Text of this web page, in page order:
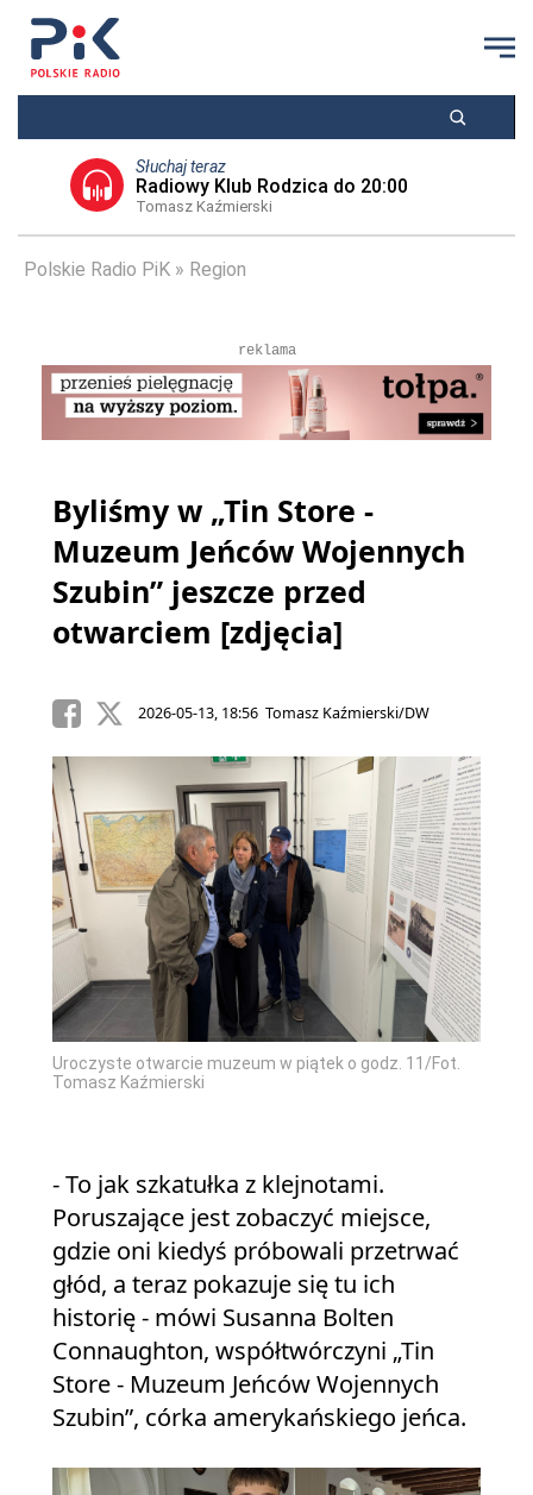
Słuchaj teraz
Radiowy Klub Rodzica do 20:00
Tomasz Kaźmierski
Polskie Radio PiK Region
reklama
Byliśmy w „Tin Store -
Muzeum Jeńców Wojennych
Szubin” jeszcze przed
otwarciem [zdjęcia]
2026-05-13, 18:56 Tomasz Kaźmierski/DW
Uroczyste otwarcie muzeum w piątek o godz. 11/Fot.
Tomasz Kaźmierski
- To jak szkatułka z klejnotami.
Poruszające jest zobaczyć miejsce,
gdzie oni kiedyś próbowali przetrwać
głód, a teraz pokazuje się tu ich
historię - mówi Susanna Bolten
Connaughton, współtwórczyni „Tin
Store - Muzeum Jeńców Wojennych
Szubin”, córka amerykańskiego jeńca.